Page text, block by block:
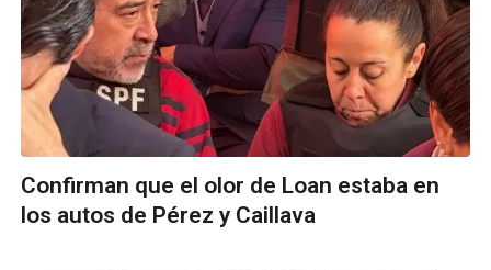
Confirman que el olor de Loan estaba en
los autos de Pérez y Caillava